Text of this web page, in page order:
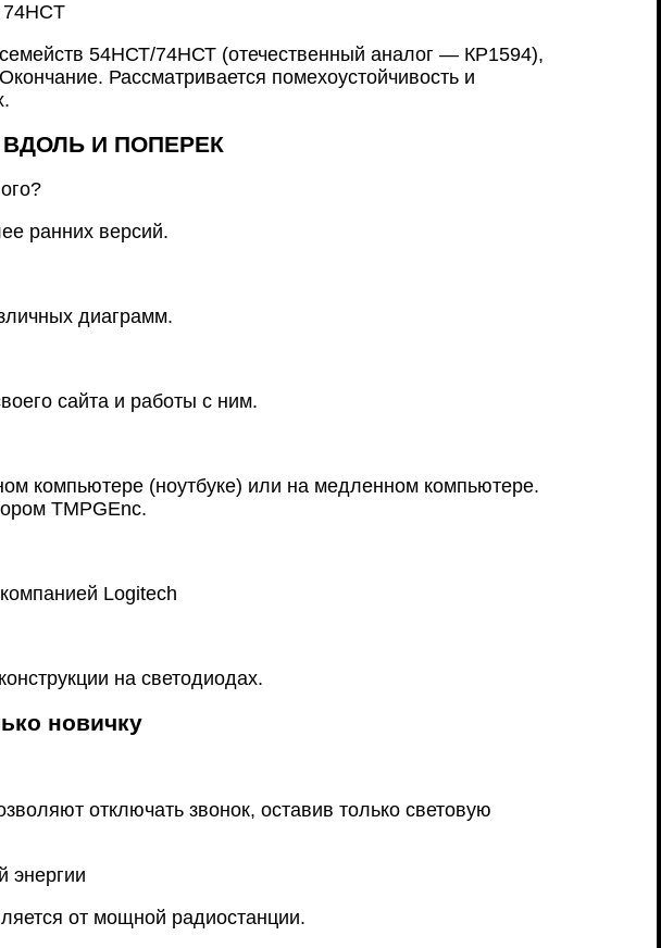
54НСТ/74НСТ (отечественный аналог — КР1594),
Рассматривается помехоустойчивость и
И ПОПЕРЕК
ранних версий.
диаграмм.
сайта и работы с ним.
компьютере (ноутбуке) или на медленном компьютере.
TMPGEnc.
Logitech
на светодиодах.
новичку
отключать звонок, оставив только световую
энергии
от мощной радиостанции.